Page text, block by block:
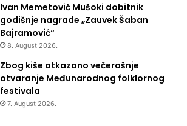
Ivan Memetović Mušoki dobitnik
godišnje nagrade „Zauvek Šaban
Bajramović“
8. August 2026.
Zbog kiše otkazano večerašnje
otvaranje Međunarodnog folklornog
festivala
7. August 2026.